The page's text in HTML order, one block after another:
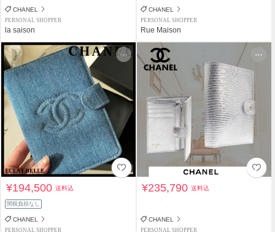
CHANEL
PERSONAL SHOPPER
la saison
CHANEL
PERSONAL SHOPPER
Rue Maison
¥194,500送料込
関税負担なし
CHANEL
PERSONAL SHOPPER
¥235,790送料込
CHANEL
PERSONAL SHOPPER